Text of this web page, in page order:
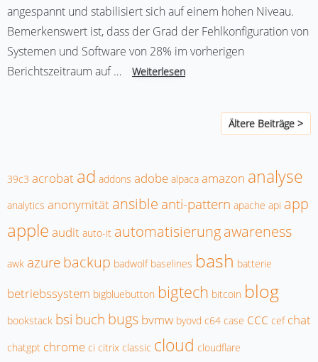
angespannt und stabilisiert sich auf einem hohen Niveau.
Bemerkenswert ist, dass der Grad der Fehlkonfiguration von
Systemen und Software von 28% im vorherigen
Berichtszeitraum auf …
Weiterlesen
Ältere Beiträge >
39c3 acrobat ad addons adobe alpaca amazon analyse
analytics anonymität ansible anti-pattern apache api app
apple audit auto-it automatisierungawareness
awk azurebackup badwolf baselines bash batterie
betriebssystem bigbluebutton bigtech bitcoin blog
bookstack bsi buch bugs bvmw byovd c64 case ccc cef chat
chatgpt chrome ci citrix classic cloud cloudflare